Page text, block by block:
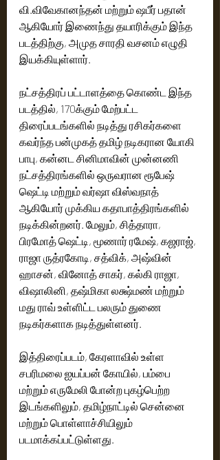
வி.விவேகானந்தன் மற்றும் ஷபீர் பதான்
ஆகியோர் இணைந்து தயாரிக்கும் இந்த
படத்திற்கு, அமுத சாரதி வசனம் எழுதி
இயக்கியுள்ளார்.
நட்சத்திரப் பட்டாளத்தை கொண்ட இந்த
படத்தில், 170க்கும் மேற்பட்ட
திரைப்படங்களில் நடித்து ரசிகர்களை
கவர்ந்த பன்முகத் தமிழ் நடிகரான யோகி
பாபு, கன்னட சினிமாவின் முன்னணி
நட்சத்திரங்களில் ஒருவரான ரூபேஷ்
ஷெட்டி மற்றும் வர்ஷா விஸ்வநாத்
ஆகியோர் முக்கிய கதாபாத்திரங்களில்
நடிக்கின்றனர். மேலும், சித்தாரா,
பிரமோத் ஷெட்டி, மூணார் ரமேஷ், கஜராஜ்,
ராஜா ருத்ரகோடி, சத்விக், அஷ்வின்
ஹாசன், வினோத் சாகர், கல்கி ராஜா,
விஷாலினி, தஷ்மிகா லக்ஷ்மண் மற்றும்
மது ராவ் உள்ளிட்ட பலரும் துணை
நடிகர்களாக நடித்துள்ளனர்.
இத்திரைப்படம், கேரளாவில் உள்ள
சபரிமலை ஐயப்பன் கோயில், பம்பை
மற்றும் எருமேலி போன்ற புகழ்பெற்ற
இடங்களிலும், தமிழ்நாட்டில் சென்னை
மற்றும் பொள்ளாச்சியிலும்
படமாக்கப்பட்டுள்ளது.